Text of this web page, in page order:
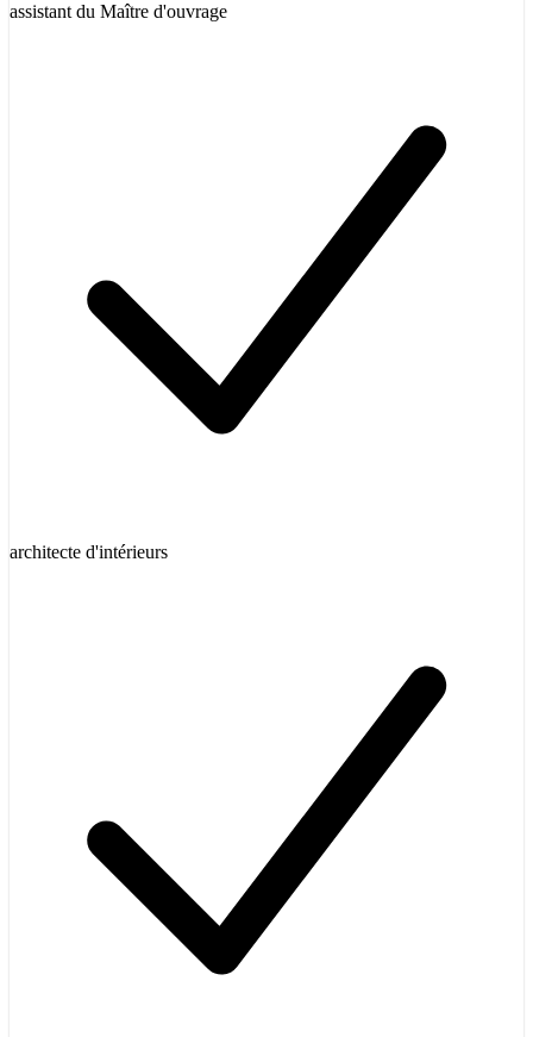
assistant du Maître d'ouvrage
architecte d'intérieurs